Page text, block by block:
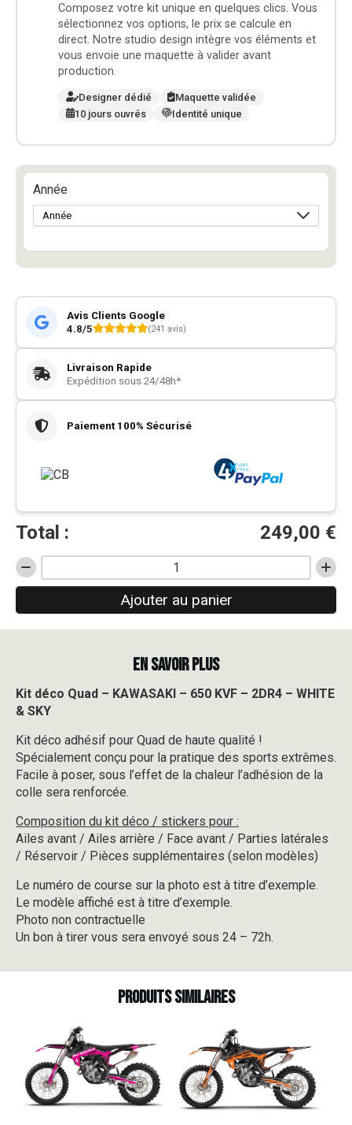
Composez votre kit unique en quelques clics. Vous
sélectionnez vos options, le prix se calcule en
direct. Notre studio design intègre vos éléments et
vous envoie une maquette à valider avant
production.
Designer dédié
Maquette validée
10 jours ouvrés
Identité unique
Année
Avis Clients Google
4.8/5
(241 avis)
Livraison Rapide
Expédition sous 24/48h*
Paiement 100% Sécurisé
Total : 249,00 €
quantité
de
déco
Quad
650
KVF
2DR4
-
WHITE
&
SKY
Ajouter au panier
EN SAVOIR PLUS
Kit déco Quad – KAWASAKI – 650 KVF – 2DR4 – WHITE
& SKY
Kit déco adhésif pour Quad de haute qualité !
Spécialement conçu pour la pratique des sports extrêmes.
Facile à poser, sous l’effet de la chaleur l’adhésion de la
colle sera renforcée.
Composition du kit déco / stickers pour :
Ailes avant / Ailes arrière / Face avant / Parties latérales
/ Réservoir / Pièces supplémentaires (selon modèles)
Le numéro de course sur la photo est à titre d’exemple.
Le modèle affiché est à titre d’exemple.
Photo non contractuelle
Un bon à tirer vous sera envoyé sous 24 – 72h.
Produits similaires